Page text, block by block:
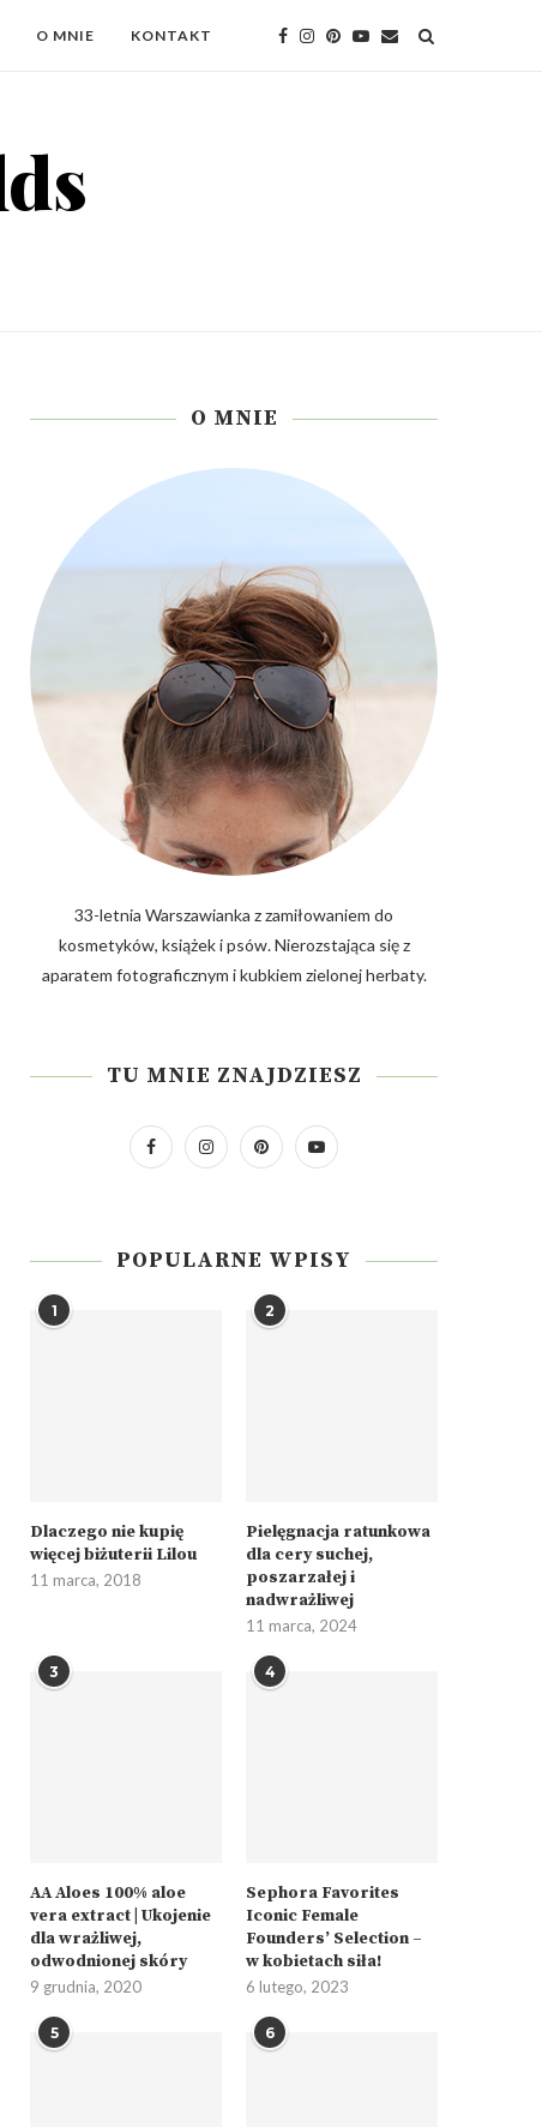
O MNIE KONTAKT
O MNIE
33-letnia Warszawianka z zamiłowaniem do
kosmetyków, książek i psów. Nierozstająca się z
aparatem fotograficznym i kubkiem zielonej herbaty.
TU MNIE ZNAJDZIESZ
POPULARNE WPISY
1
Dlaczego nie kupię
więcej biżuterii Lilou
11 marca, 2018
2
Pielęgnacja ratunkowa
dla cery suchej,
poszarzałej i
nadwrażliwej
11 marca, 2024
3
AA Aloes 100% aloe
vera extract | Ukojenie
dla wrażliwej,
odwodnionej skóry
9 grudnia, 2020
4
Sephora Favorites
Iconic Female
Founders’ Selection –
w kobietach siła!
6 lutego, 2023
5 6